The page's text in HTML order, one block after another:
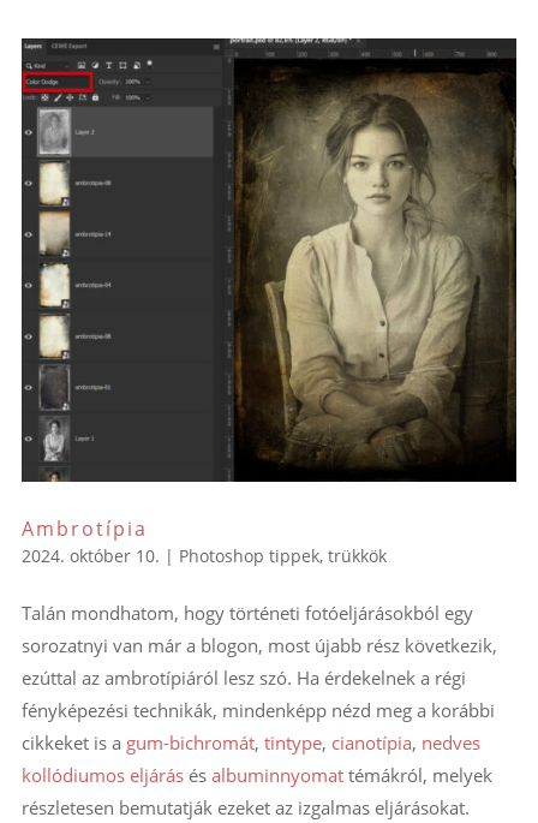
Ambrotípia
2024. október 10. | Photoshop tippek, trükkök
Talán mondhatom, hogy történeti fotóeljárásokból egy
sorozatnyi van már a blogon, most újabb rész következik,
ezúttal az ambrotípiáról lesz szó. Ha érdekelnek a régi
fényképezési technikák, mindenképp nézd meg a korábbi
cikkeket is a gum-bichromát, tintype, cianotípia, nedves
kollódiumos eljárásés albuminnyomattémákról, melyek
részletesen bemutatják ezeket az izgalmas eljárásokat.